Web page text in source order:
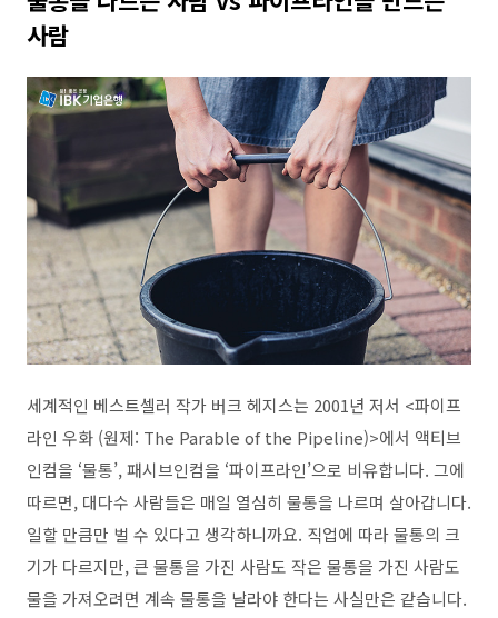
사람
세계적인 베스트셀러 작가 버크 헤지스는 2001년 저서 <파이프
라인 우화 (원제: The Parable of the Pipeline)>에서 액티브
인컴을 ‘물통’,패시브인컴을 ‘파이프라인’으로 비유합니다. 그에
따르면, 대다수 사람들은 매일 열심히 물통을 나르며 살아갑니다.
일할 만큼만 벌 수 있다고 생각하니까요. 직업에 따라 물통의 크
기가 다르지만,큰 물통을 가진 사람도 작은 물통을 가진 사람도
물을 가져오려면 계속 물통을 날라야 한다는 사실만은 같습니다.